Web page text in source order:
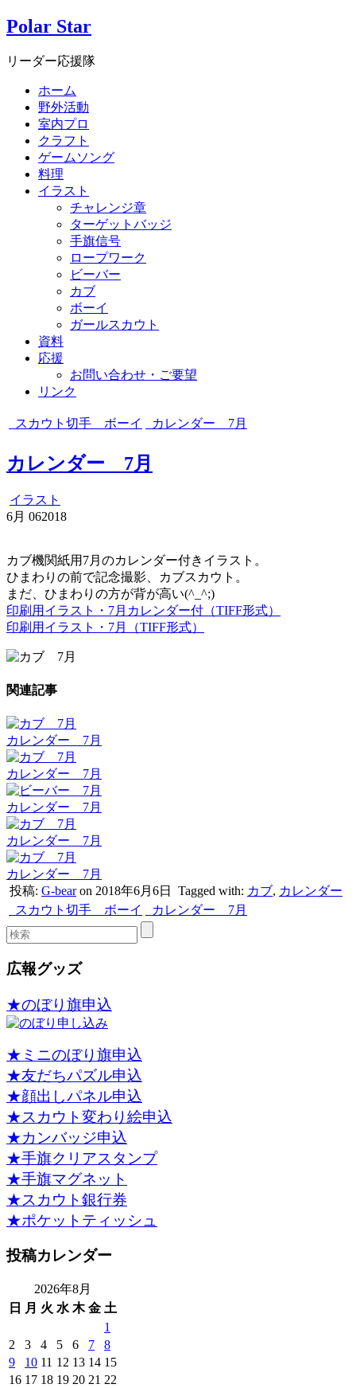
Polar Star
リーダー応援隊
ホーム
野外活動
室内プロ
クラフト
ゲームソング
料理
イラスト
チャレンジ章
ターゲットバッジ
手旗信号
ロープワーク
ビーバー
カブ
ボーイ
ガールスカウト
資料
応援
お問い合わせ・ご要望
リンク
スカウト切手 ボーイ カレンダー 7月
カレンダー 7月
イラスト
6月 062018
カブ機関紙用7月のカレンダー付きイラスト。
ひまわりの前で記念撮影、カブスカウト。
まだ、ひまわりの方が背が高い(^_^;)
印刷用イラスト・7月カレンダー付（TIFF形式）
印刷用イラスト・7月（TIFF形式）
関連記事
カレンダー 7月
カレンダー 7月
カレンダー 7月
カレンダー 7月
カレンダー 7月
投稿: G-bearon 2018年6月6日 Tagged with: カブ, カレンダー
スカウト切手 ボーイ
カレンダー 7月
広報グッズ
★のぼり旗申込
★ミニのぼり旗申込
★友だちパズル申込
★顔出しパネル申込
★スカウト変わり絵申込
★カンバッジ申込
★手旗クリアスタンプ
★手旗マグネット
★スカウト銀行券
★ポケットティッシュ
投稿カレンダー
2026年8月
日
月 火 水 木 金 土
1
2
3 4 5 6 7
8
9
10 11 12 13 14 15
16 17 18 19 20 21 22